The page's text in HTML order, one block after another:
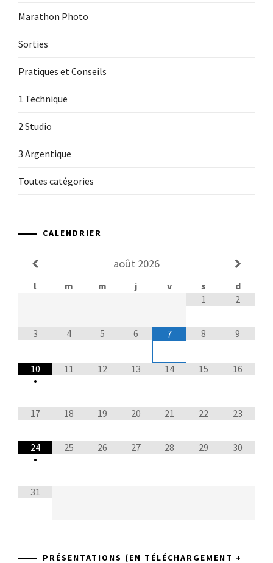
Marathon Photo
Sorties
Pratiques et Conseils
1 Technique
2 Studio
3 Argentique
Toutes catégories
CALENDRIER
août 2026
l m m j v s
d
1
2
3 4 5 6 7 8 9
10
•
11 12 13 14 15 16
17 18 19 20 21 22 23
24
•
25 26 27 28 29 30
31
PRÉSENTATIONS (EN TÉLÉCHARGEMENT +